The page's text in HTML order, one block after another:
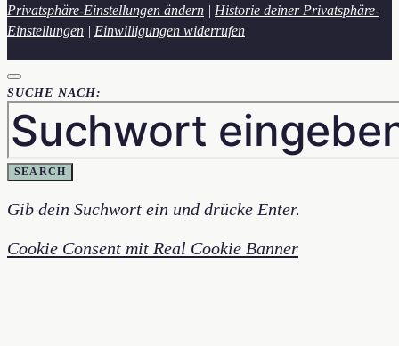
Privatsphäre-Einstellungen ändern | Historie deiner Privatsphäre-
Einstellungen | Einwilligungen widerrufen
SUCHE NACH:
SEARCH
Gib dein Suchwort ein und drücke Enter.
Cookie Consent mit Real Cookie Banner